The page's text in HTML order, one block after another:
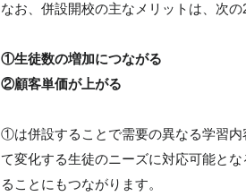
なお、併設開校の主なメリットは、次の
①生徒数の増加につながる
②顧客単価が上がる
①は併設することで需要の異なる学習
て変化する生徒のニーズに対応可能と
ることにもつながります。